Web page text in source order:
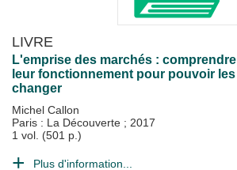
LIVRE
L'emprise des marchés : comprendre
leur fonctionnement pour pouvoir les
changer
Michel Callon
Paris : La Découverte ; 2017
1 vol. (501 p.)
Plus d'information...